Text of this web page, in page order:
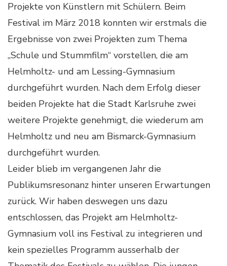
Projekte von Künstlern mit Schülern. Beim
Festival im März 2018 konnten wir erstmals die
Ergebnisse von zwei Projekten zum Thema
„Schule und Stummfilm“ vorstellen, die am
Helmholtz- und am Lessing-Gymnasium
durchgeführt wurden. Nach dem Erfolg dieser
beiden Projekte hat die Stadt Karlsruhe zwei
weitere Projekte genehmigt, die wiederum am
Helmholtz und neu am Bismarck-Gymnasium
durchgeführt wurden.
Leider blieb im vergangenen Jahr die
Publikumsresonanz hinter unseren Erwartungen
zurück. Wir haben deswegen uns dazu
entschlossen, das Projekt am Helmholtz-
Gymnasium voll ins Festival zu integrieren und
kein spezielles Programm ausserhalb der